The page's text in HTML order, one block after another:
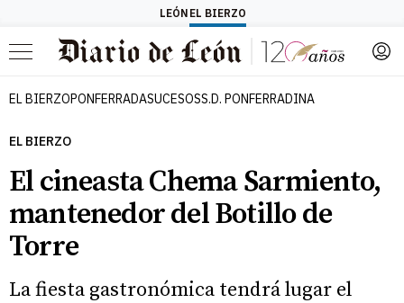
LEÓN EL BIERZO
Menú
EL BIERZOPONFERRADASUCESOSS.D. PONFERRADINA
EL BIERZO
El cineasta Chema Sarmiento,
mantenedor del Botillo de
Torre
La fiesta gastronómica tendrá lugar el